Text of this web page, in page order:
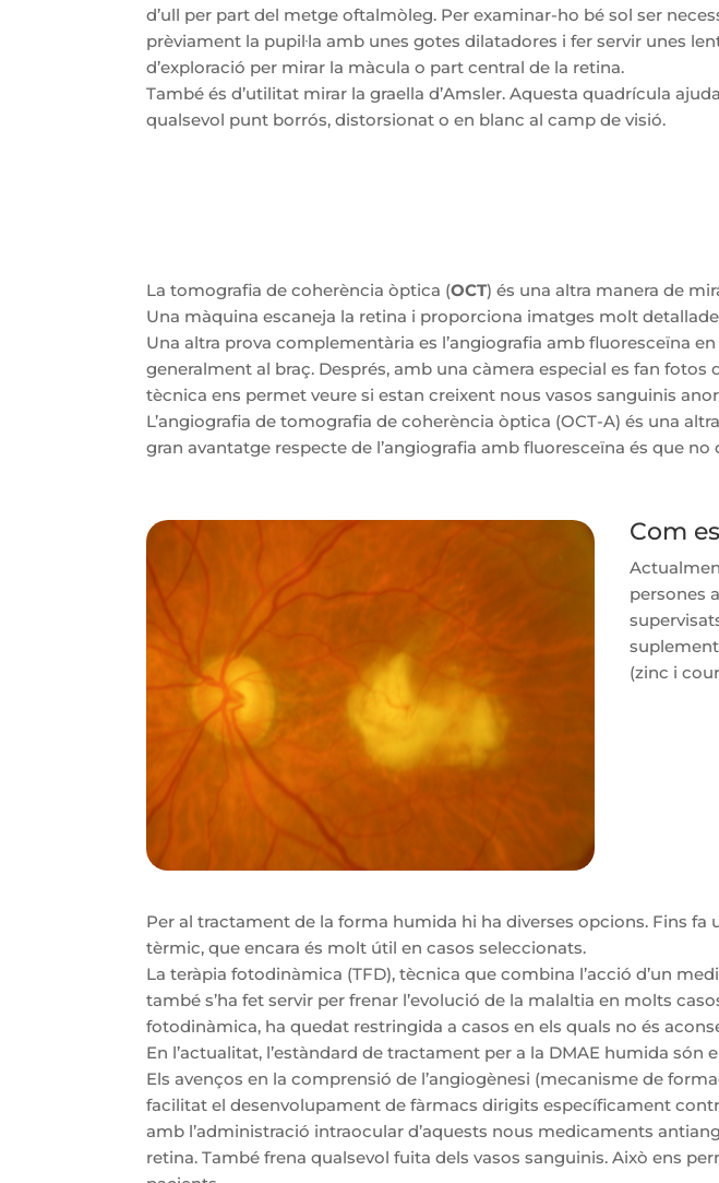
d’ull per part del metge oftalmòleg. Per examinar-ho bé sol ser
prèviament la pupil·la amb unes gotes dilatadores i fer servir unes
d’exploració per mirar la màcula o part central de la retina.
També és d’utilitat mirar la graella d’Amsler. Aquesta quadrícula
qualsevol punt borrós, distorsionat o en blanc al camp de visió.
La tomografia de coherència òptica (OCT) és una altra manera de
Una màquina escaneja la retina i proporciona imatges molt
Una altra prova complementària es l’angiografia amb fluoresceïna
generalment al braç. Després, amb una càmera especial es fan
tècnica ens permet veure si estan creixent nous vasos sanguinis
L’angiografia de tomografia de coherència òptica (OCT-A) és una
gran avantatge respecte de l’angiografia amb fluoresceïna és que
Com
persones
(zinc i
Per al tractament de la forma humida hi ha diverses opcions. Fins
tèrmic, que encara és molt útil en casos seleccionats.
La teràpia fotodinàmica (TFD), tècnica que combina l’acció d’un
també s’ha fet servir per frenar l’evolució de la malaltia en molts
fotodinàmica, ha quedat restringida a casos en els quals no és
En l’actualitat, l’estàndard de tractament per a la DMAE humida
Els avenços en la comprensió de l’angiogènesi (mecanisme de
facilitat el desenvolupament de fàrmacs dirigits específicament
amb l’administració intraocular d’aquests nous medicaments
retina. També frena qualsevol fuita dels vasos sanguinis. Això ens